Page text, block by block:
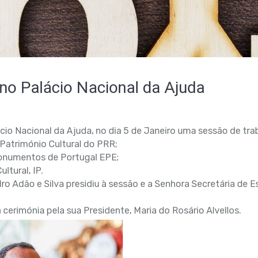
Palácio Nacional da Ajuda
Nacional da Ajuda, no dia 5 de Janeiro uma sessão de
Cultural do PRR;
de Portugal EPE;
IP.
Adão e Silva presidiu à sessão e a Senhora Secretária de
pela sua Presidente, Maria do Rosário Alvellos.